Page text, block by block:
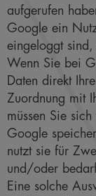
aufgerufen
Google ein
eingeloggt
Wenn Sie bei
Daten direkt
Zuordnung mit
müssen Sie
Google
nutzt sie für
und/oder
Eine solche